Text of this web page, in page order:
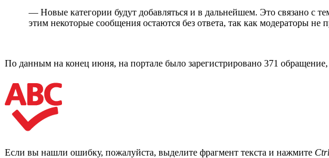
— Новые категории будут добавляться и в дальнейшем. Это связано с
этим некоторые сообщения остаются без ответа, так как модераторы не
По данным на конец июня, на портале было зарегистрировано 371
Если вы нашли ошибку, пожалуйста, выделите фрагмент текста и нажмите